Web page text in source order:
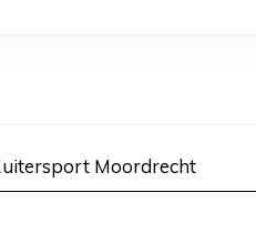
Moordrecht